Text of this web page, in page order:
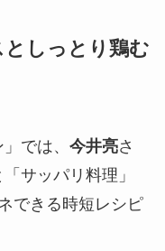
しっとり鶏む
では、 今井亮さ
サッパリ料理」
できる時短レシピ